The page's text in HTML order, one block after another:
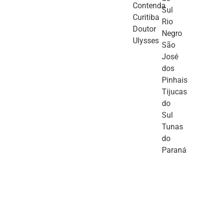
Contenda
Curitiba
Doutor
Ulysses
Sul
Rio
Negro
São
José
dos
Pinhais
Tijucas
do
Sul
Tunas
do
Paraná